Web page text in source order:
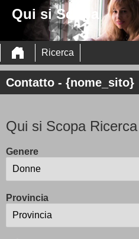
Qui si Scopa
Ricerca
Contatto - {nome_sito}
Qui si Scopa Ricerca
Genere
Provincia